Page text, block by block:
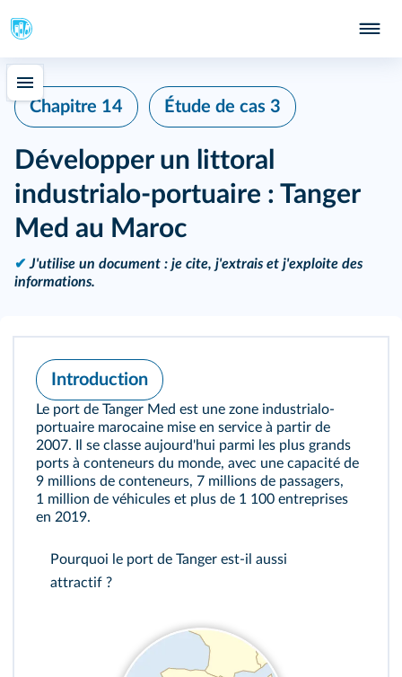
Chapitre 14 Étude de cas 3
Développer un littoral
industrialo-portuaire : Tanger
Med au Maroc
✔ J'utilise un document : je cite, j'extrais et j'exploite des
informations.
Introduction
Le port de Tanger Med est une zone industrialo-
portuaire marocaine mise en service à partir de
2007. Il se classe aujourd'hui parmi les plus grands
ports à conteneurs du monde, avec une capacité de
9 millions de conteneurs, 7 millions de passagers,
1 million de véhicules et plus de 1 100 entreprises
en 2019.
Pourquoi le port de Tanger est-il aussi
attractif ?